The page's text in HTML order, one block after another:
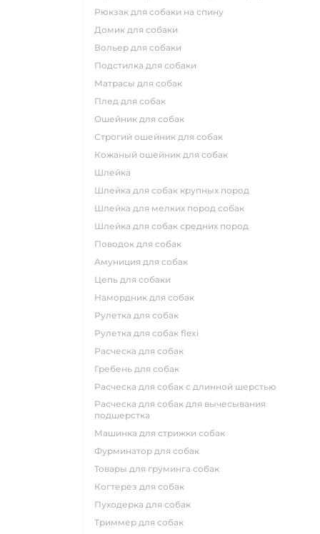
рюкзак для собаки на спину
домик для собаки
вольер для собаки
подстилка для собаки
матрасы для собак
плед для собак
ошейник для собак
строгий ошейник для собак
кожаный ошейник для собак
шлейка
шлейка для собак крупных пород
шлейка для мелких пород собак
шлейка для собак средних пород
поводок для собак
амуниция для собак
цепь для собаки
намордник для собак
рулетка для собак
рулетка для собак flexi
расческа для собак
гребень для собак
расческа для собак с длинной шерстью
расческа для собак для вычесывания
подшерстка
машинка для стрижки собак
фурминатор для собак
товары для груминга собак
когтерез для собак
пуходерка для собак
триммер для собак